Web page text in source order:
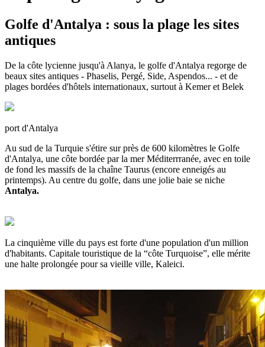
Golfe d'Antalya : sous la plage les sites
antiques
De la côte lycienne jusqu'à Alanya, le golfe d'Antalya regorge de
beaux sites antiques - Phaselis, Pergé, Side, Aspendos... - et de
plages bordées d'hôtels internationaux, surtout à Kemer et Belek
port d'Antalya
Au sud de la Turquie s'étire sur près de 600 kilomètres le Golfe
d'Antalya, une côte bordée par la mer Méditerrranée, avec en toile
de fond les massifs de la chaîne Taurus (encore enneigés au
printemps). Au centre du golfe, dans une jolie baie se niche
Antalya.
La cinquième ville du pays est forte d'une population d'un million
d'habitants. Capitale touristique de la “côte Turquoise”, elle mérite
une halte prolongée pour sa vieille ville, Kaleici.